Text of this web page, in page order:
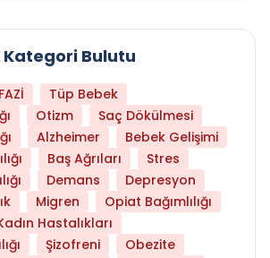
Kategori Bulutu
Tüp Bebek
Otizm
Saç Dökülmesi
Alzheimer
Bebek Gelişimi
Baş Ağrıları
Stres
Demans
Depresyon
Migren
Opiat Bağımlılığı
Hastalıkları
Şizofreni
Obezite